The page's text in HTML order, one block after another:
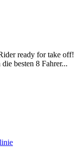
ready for take off!
besten 8 Fahrer...